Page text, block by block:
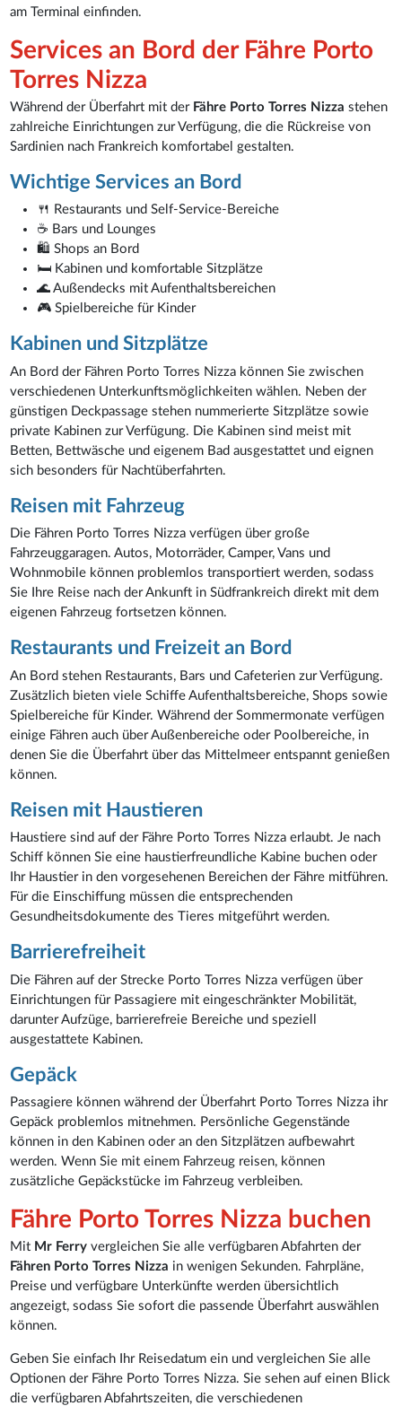
am Terminal einfinden.
Services an Bord der Fähre Porto
Torres Nizza
Während der Überfahrt mit der Fähre Porto Torres Nizza stehen
zahlreiche Einrichtungen zur Verfügung, die die Rückreise von
Sardinien nach Frankreich komfortabel gestalten.
Wichtige Services an Bord
🍴 Restaurants und Self-Service-Bereiche
☕ Bars und Lounges
🛍️ Shops an Bord
🛏️ Kabinen und komfortable Sitzplätze
🌊 Außendecks mit Aufenthaltsbereichen
🎮 Spielbereiche für Kinder
Kabinen und Sitzplätze
An Bord der Fähren Porto Torres Nizza können Sie zwischen
verschiedenen Unterkunftsmöglichkeiten wählen. Neben der
günstigen Deckpassage stehen nummerierte Sitzplätze sowie
private Kabinen zur Verfügung. Die Kabinen sind meist mit
Betten, Bettwäsche und eigenem Bad ausgestattet und eignen
sich besonders für Nachtüberfahrten.
Reisen mit Fahrzeug
Die Fähren Porto Torres Nizza verfügen über große
Fahrzeuggaragen. Autos, Motorräder, Camper, Vans und
Wohnmobile können problemlos transportiert werden, sodass
Sie Ihre Reise nach der Ankunft in Südfrankreich direkt mit dem
eigenen Fahrzeug fortsetzen können.
Restaurants und Freizeit an Bord
An Bord stehen Restaurants, Bars und Cafeterien zur Verfügung.
Zusätzlich bieten viele Schiffe Aufenthaltsbereiche, Shops sowie
Spielbereiche für Kinder. Während der Sommermonate verfügen
einige Fähren auch über Außenbereiche oder Poolbereiche, in
denen Sie die Überfahrt über das Mittelmeer entspannt genießen
können.
Reisen mit Haustieren
Haustiere sind auf der Fähre Porto Torres Nizza erlaubt. Je nach
Schiff können Sie eine haustierfreundliche Kabine buchen oder
Ihr Haustier in den vorgesehenen Bereichen der Fähre mitführen.
Für die Einschiffung müssen die entsprechenden
Gesundheitsdokumente des Tieres mitgeführt werden.
Barrierefreiheit
Die Fähren auf der Strecke Porto Torres Nizza verfügen über
Einrichtungen für Passagiere mit eingeschränkter Mobilität,
darunter Aufzüge, barrierefreie Bereiche und speziell
ausgestattete Kabinen.
Gepäck
Passagiere können während der Überfahrt Porto Torres Nizza ihr
Gepäck problemlos mitnehmen. Persönliche Gegenstände
können in den Kabinen oder an den Sitzplätzen aufbewahrt
werden. Wenn Sie mit einem Fahrzeug reisen, können
zusätzliche Gepäckstücke im Fahrzeug verbleiben.
Fähre Porto Torres Nizza buchen
Mit Mr Ferry vergleichen Sie alle verfügbaren Abfahrten der
Fähren Porto Torres Nizza in wenigen Sekunden. Fahrpläne,
Preise und verfügbare Unterkünfte werden übersichtlich
angezeigt, sodass Sie sofort die passende Überfahrt auswählen
können.
Geben Sie einfach Ihr Reisedatum ein und vergleichen Sie alle
Optionen der Fähre Porto Torres Nizza. Sie sehen auf einen Blick
die verfügbaren Abfahrtszeiten, die verschiedenen